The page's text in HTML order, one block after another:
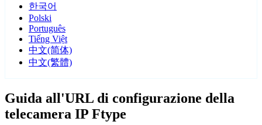
한국어
Polski
Português
Tiếng Việt
中文(简体)
中文(繁體)
Guida all'URL di configurazione della
telecamera IP Ftype